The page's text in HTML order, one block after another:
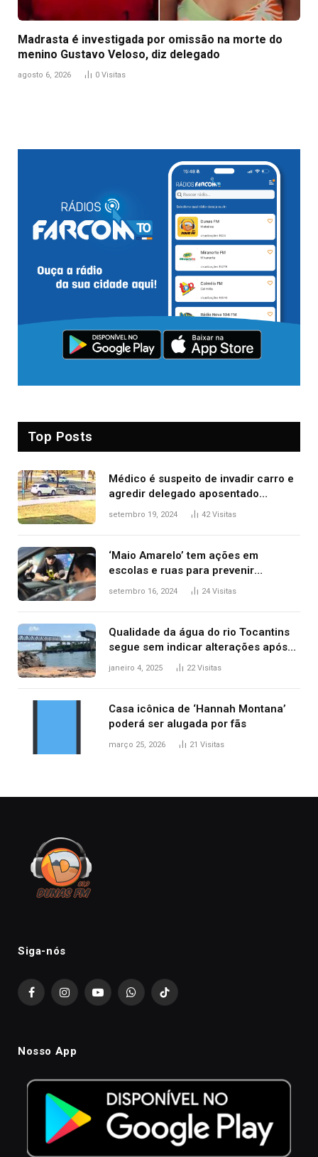
Madrasta é investigada por omissão na morte do
menino Gustavo Veloso, diz delegado
agosto 6, 2026 0 Visitas
Top Posts
Médico é suspeito de invadir carro e
agredir delegado aposentado
durante confusão no trânsito
setembro 19, 2024 42Visitas
‘Maio Amarelo’ tem ações em
escolas e ruas para prevenir
acidentes no trânsito no AP
setembro 16, 2024 24 Visitas
Qualidade da água do rio Tocantins
segue sem indicar alterações após
desabamento da ponte entre MA e
janeiro 4, 2025 22Visitas
Casa icônica de ‘Hannah Montana’
poderá ser alugada por fãs
março 25, 2026 21 Visitas
Siga-nós
FacebookInstagramYouTubeWhatsAppTikTok
Nosso App